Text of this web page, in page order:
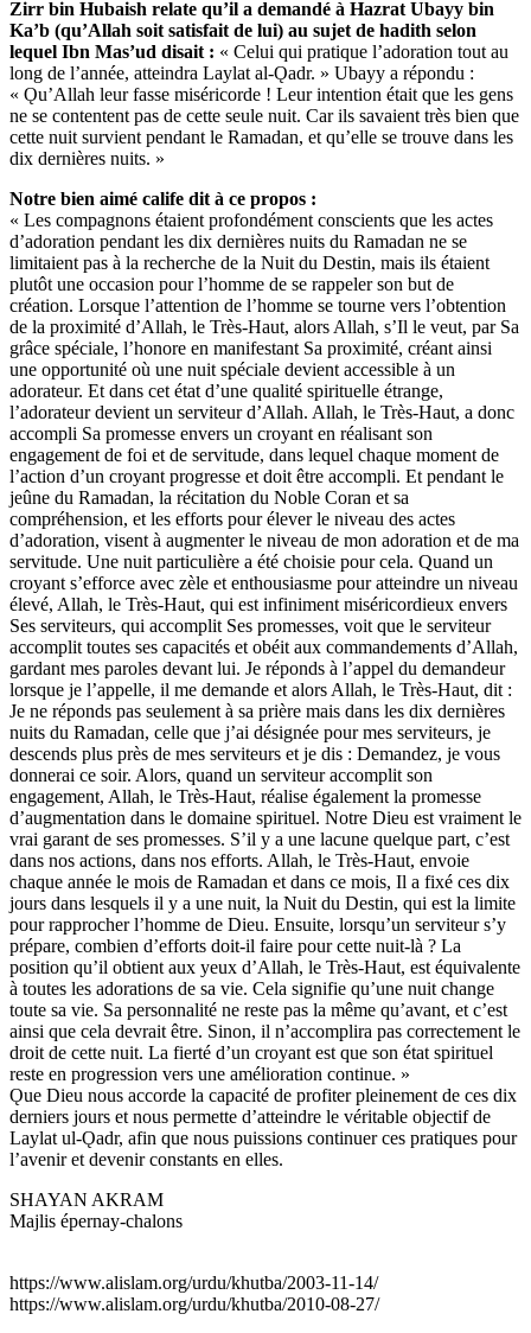
Zirr bin Hubaish relate qu’il a demandé à Hazrat Ubayy bin
Ka’b (qu’Allah soit satisfait de lui) au sujet de hadith selon
lequel Ibn Mas’ud disait : « Celui qui pratique l’adoration tout au
long de l’année, atteindra Laylat al-Ǫadr. » Ubayy a répondu :
« Ǫu’Allah leur fasse miséricorde ! Leur intention était que les gens
ne se contentent pas de cette seule nuit. Car ils savaient très bien que
cette nuit survient pendant le Ramadan, et qu’elle se trouve dans les
dix dernières nuits. »
Notre bien aimé calife dit à ce propos :
« Les compagnons étaient profondément conscients que les actes
d’adoration pendant les dix dernières nuits du Ramadan ne se
limitaient pas à la recherche de la Nuit du Destin, mais ils étaient
plutôt une occasion pour l’homme de se rappeler son but de
création. Lorsque l’attention de l’homme se tourne vers l’obtention
de la proximité d’Allah, le Très-Haut, alors Allah, s’Il le veut, par Sa
grâce spéciale, l’honore en manifestant Sa proximité, créant ainsi
une opportunité où une nuit spéciale devient accessible à un
adorateur. Et dans cet état d’une qualité spirituelle étrange,
l’adorateur devient un serviteur d’Allah. Allah, le Très-Haut, a donc
accompli Sa promesse envers un croyant en réalisant son
engagement de foi et de servitude, dans lequel chaque moment de
l’action d’un croyant progresse et doit être accompli. Et pendant le
jeûne du Ramadan, la récitation du Noble Coran et sa
compréhension, et les efforts pour élever le niveau des actes
d’adoration, visent à augmenter le niveau de mon adoration et de ma
servitude. Une nuit particulière a été choisie pour cela. Quand un
croyant s’efforce avec zèle et enthousiasme pour atteindre un niveau
élevé, Allah, le Très-Haut, qui est infiniment miséricordieux envers
Ses serviteurs, qui accomplit Ses promesses, voit que le serviteur
accomplit toutes ses capacités et obéit aux commandements d’Allah,
gardant mes paroles devant lui. Je réponds à l’appel du demandeur
lorsque je l’appelle, il me demande et alors Allah, le Très-Haut, dit :
Je ne réponds pas seulement à sa prière mais dans les dix dernières
nuits du Ramadan, celle que j’ai désignée pour mes serviteurs, je
descends plus près de mes serviteurs et je dis : Demandez, je vous
donnerai ce soir. Alors, quand un serviteur accomplit son
engagement, Allah, le Très-Haut, réalise également la promesse
d’augmentation dans le domaine spirituel. Notre Dieu est vraiment le
vrai garant de ses promesses. S’il y a une lacune quelque part, c’est
dans nos actions, dans nos efforts. Allah, le Très-Haut, envoie
chaque année le mois de Ramadan et dans ce mois, Il a fixé ces dix
jours dans lesquels il y a une nuit, la Nuit du Destin, qui est la limite
pour rapprocher l’homme de Dieu. Ensuite, lorsqu’un serviteur s’y
prépare, combien d’efforts doit-il faire pour cette nuit-là ? La
position qu’il obtient aux yeux d’Allah, le Très-Haut, est équivalente
à toutes les adorations de sa vie. Cela signifie qu’une nuit change
toute sa vie. Sa personnalité ne reste pas la même qu’avant, et c’est
ainsi que cela devrait être. Sinon, il n’accomplira pas correctement le
droit de cette nuit. La fierté d’un croyant est que son état spirituel
reste en progression vers une amélioration continue. »
Ǫue Dieu nous accorde la capacité de profiter pleinement de ces dix
derniers jours et nous permette d’atteindre le véritable objectif de
Laylat ul-Ǫadr, afin que nous puissions continuer ces pratiques pour
l’avenir et devenir constants en elles.
SHAYAN AKRAM
Majlis épernay-chalons
https://www.alislam.org/urdu/khutba/2003-11-14/
https://www.alislam.org/urdu/khutba/2010-08-27/